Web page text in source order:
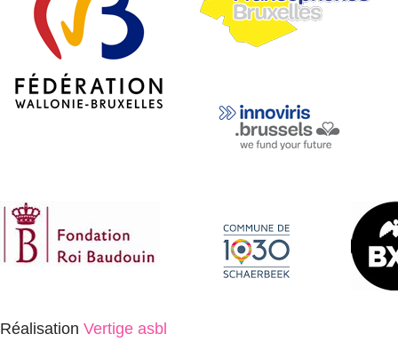
Réalisation Vertige asbl